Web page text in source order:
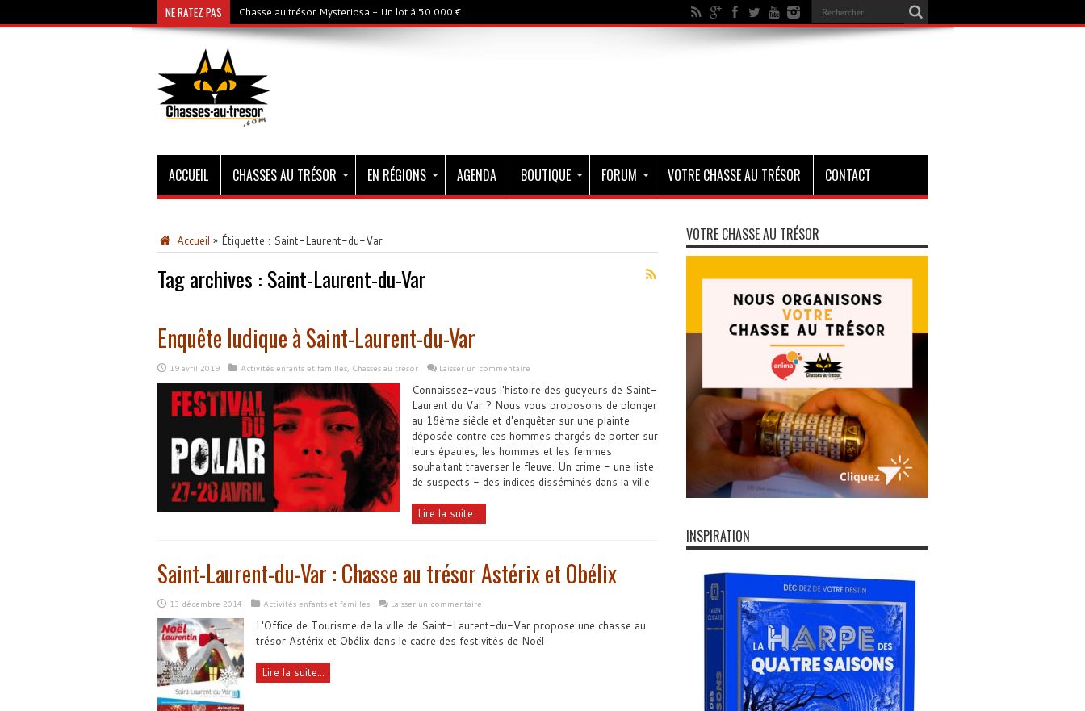
NE RATEZ PAS Chasse au trésor Mysteriosa - Un lot à 50 000 €
ACCUEIL CHASSES AU TRÉSOR EN RÉGIONS AGENDA BOUTIQUE FORUM VOTRE CHASSE AU TRÉSOR CONTACT
Accueil » Étiquette : Saint-Laurent-du-Var
Tag archives : Saint-Laurent-du-Var
Enquête ludique à Saint-Laurent-du-Var
19 avril 2019 Activités enfants et familles, Chasses au trésor Laisser un commentaire
Connaissez-vous l'histoire des gueyeurs de Saint-
Laurent du Var ? Nous vous proposons de plonger
au 18ème siècle et d'enquêter sur une plainte
déposée contre ces hommes chargés de porter sur
leurs épaules, les hommes et les femmes
souhaitant traverser le fleuve. Un crime - une liste
de suspects - des indices disséminés dans la ville
Lire la suite...
Saint-Laurent-du-Var : Chasse au trésor Astérix et Obélix
13 décembre 2014 Activités enfants et familles Laisser un commentaire
L'Office de Tourisme de la ville de Saint-Laurent-du-Var propose une chasse au
trésor Astérix et Obélix dans le cadre des festivités de Noël
Lire la suite...
VOTRE CHASSE AU TRÉSOR
INSPIRATION